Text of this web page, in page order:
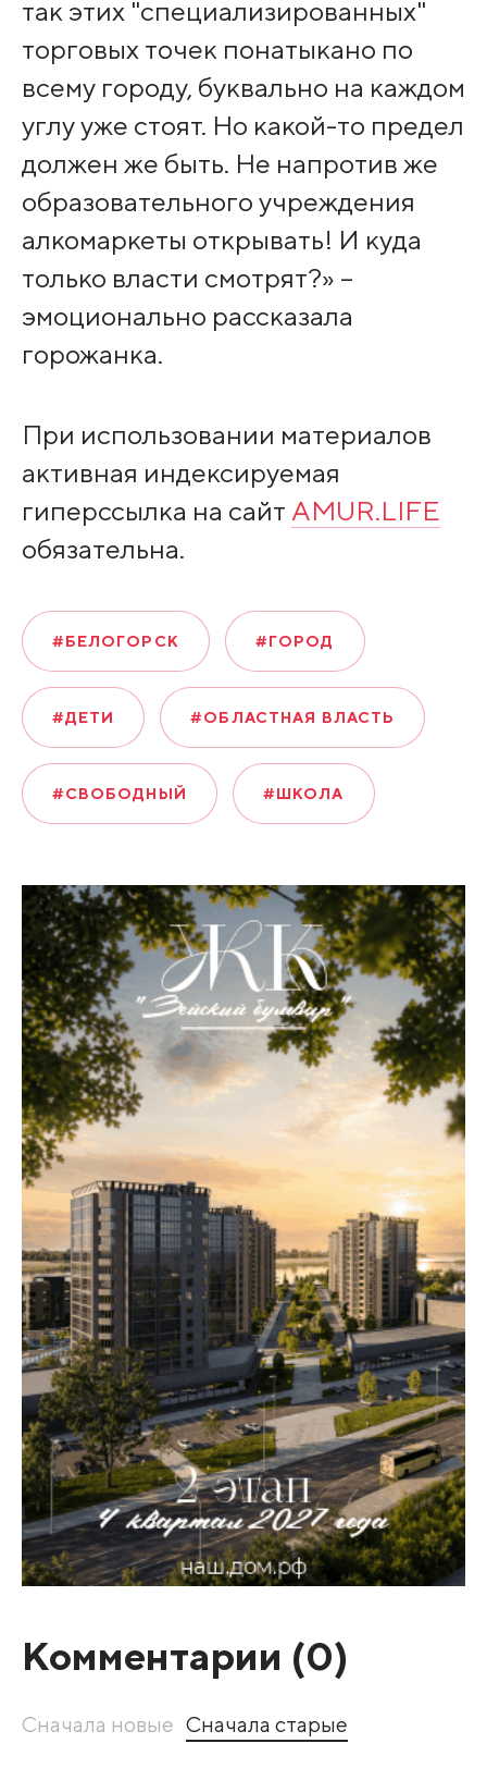
так этих "специализированных"
торговых точек понатыкано по
всему городу, буквально на каждом
углу уже стоят. Но какой-то предел
должен же быть. Не напротив же
образовательного учреждения
алкомаркеты открывать! И куда
только власти смотрят?» –
эмоционально рассказала
горожанка.
При использовании материалов
активная индексируемая
гиперссылка на сайт AMUR.LIFE
обязательна.
#БЕЛОГОРСК #ГОРОД
#ДЕТИ #ОБЛАСТНАЯ ВЛАСТЬ
#СВОБОДНЫЙ #ШКОЛА
Комментарии (0)
Сначала новые Сначала старые